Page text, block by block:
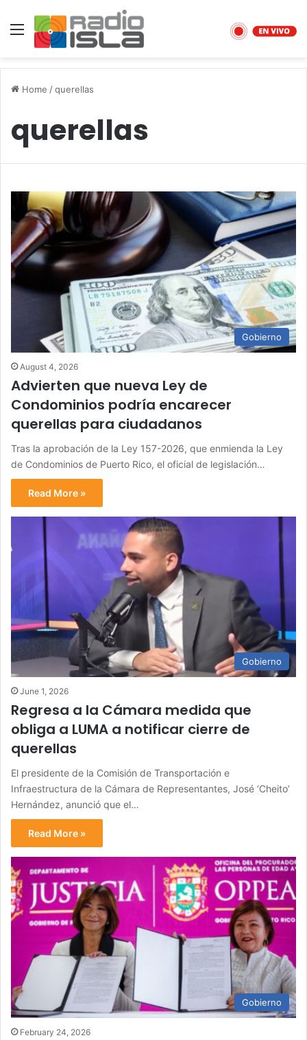
Menu
Home /querellas
querellas
Gobierno
August 4, 2026
Advierten que nueva Ley de
Condominios podría encarecer
querellas para ciudadanos
Tras la aprobación de la Ley 157-2026, que enmienda la Ley
de Condominios de Puerto Rico, el oficial de legislación…
Read More »
Gobierno
June 1, 2026
Regresa a la Cámara medida que
obliga a LUMA a notificar cierre de
querellas
El presidente de la Comisión de Transportación e
Infraestructura de la Cámara de Representantes, José ‘Cheito’
Hernández, anunció que el…
Read More »
Gobierno
February 24, 2026